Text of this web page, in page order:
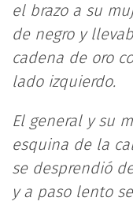
el brazo a su
de negro y
cadena de oro
lado izquierdo.
El general y su
esquina de la
se desprendió
y a paso lento